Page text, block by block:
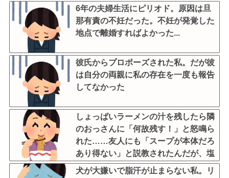
6年の夫婦生活にピリオド。原因は旦
那有責の不妊だった。不妊が発覚した
地点で離婚すればよかった...
彼氏からプロポーズされた私。だが彼
は自分の両親に私の存在を一度も報告
してなかった
しょっぱいラーメンの汁を残したら隣
のおっさんに「何故残す！」と怒鳴ら
れた……友人にも「スープが本体だろ
あり得ない」と説教されたんだが、塩
分過剰だし味の好みは自由だろ！
犬が大嫌いで脂汗が止まらない私。リ